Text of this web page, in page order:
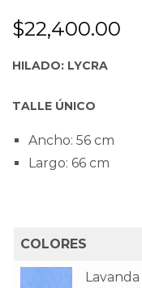
$22,400.00
HILADO: LYCRA
TALLE ÚNICO
Ancho: 56 cm
Largo: 66 cm
COLORES
Lavanda